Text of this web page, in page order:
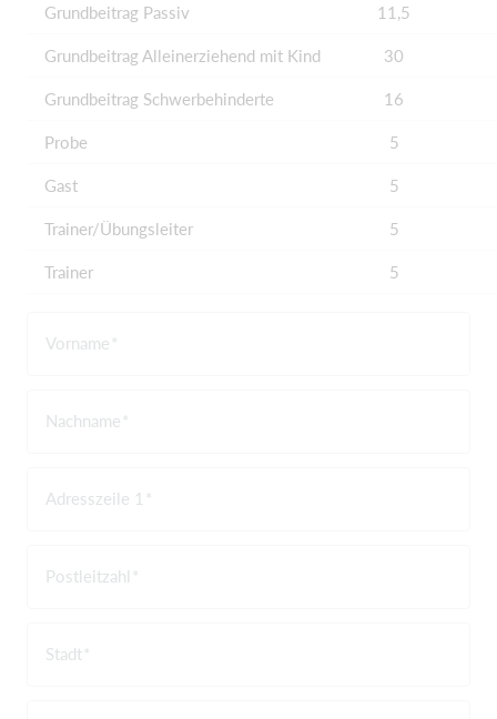
Grundbeitrag Passiv 11,5
Grundbeitrag Alleinerziehend mit Kind 30
Grundbeitrag Schwerbehinderte 16
Probe 5
Gast 5
Trainer/Übungsleiter 5
Trainer 5
Vorname
Nachname
Adresszeile 1
Postleitzahl
Stadt